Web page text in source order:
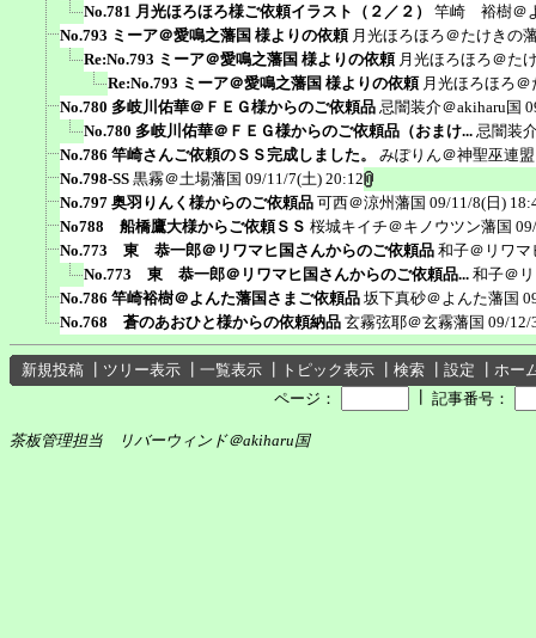
No.781 月光ほろほろ様ご依頼イラスト（２／２）
竿崎 裕樹＠
No.793 ミーア＠愛鳴之藩国 様よりの依頼 月光ほろほろ＠たけきの
Re:No.793 ミーア＠愛鳴之藩国 様よりの依頼 月光ほろほろ＠た
Re:No.793 ミーア＠愛鳴之藩国 様よりの依頼 月光ほろほろ
No.780 多岐川佑華＠ＦＥＧ様からのご依頼品 忌闇装介＠akiharu国
No.780 多岐川佑華＠ＦＥＧ様からのご依頼品（おまけ... 忌闇装
No.786 竿崎さんご依頼のＳＳ完成しました。
みぽりん＠神聖巫連盟
No.798-SS 黒霧＠土場藩国 09/11/7(土) 20:12
No.797 奥羽りんく様からのご依頼品 可西＠涼州藩国 09/11/8(日)
No788 船橋鷹大様からご依頼ＳＳ 桜城キイチ＠キノウツン藩国
No.773 東 恭一郎＠リワマヒ国さんからのご依頼品 和子＠リワマ
No.773 東 恭一郎＠リワマヒ国さんからのご依頼品... 和子＠
No.786 竿崎裕樹＠よんた藩国さまご依頼品 坂下真砂＠よんた藩国
No.768 蒼のあおひと様からの依頼納品 玄霧弦耶＠玄霧藩国 09/12/
新規投稿 ツリー表示 一覧表示 トピック表示 検索 設定
ホー
ページ：
記事番号：
茶板管理担当 リバーウィンド＠akiharu国